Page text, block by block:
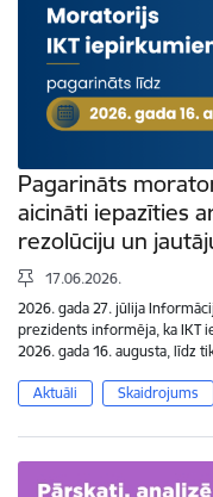
Pagarināts
aicināti iepazīties
rezolūciju un
17.06.2026.
2026. gada 27. jūlija
prezidents informēja, ka IKT
2026. gada 16. augusta, līdz
Aktuāli Skaidrojums